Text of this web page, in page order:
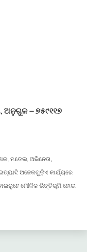
ଅନୁଗୁଳ – ୭୫୯୧୧୭
ମଡେଲ, ଅଭିନେତା,
ଅନେକଗୁଡ଼ିଏ କାର୍ଯ୍ୟରେ
ମୌଳିକ ଭିତ୍ତିଭୂମି ହୋଇ